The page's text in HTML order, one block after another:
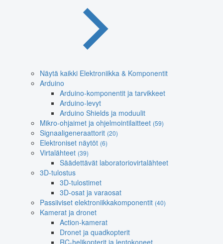
Näytä kaikki Elektroniikka & Komponentit
Arduino
Arduino-komponentit ja tarvikkeet
Arduino-levyt
Arduino Shields ja moduulit
Mikro-ohjaimet ja ohjelmointilaitteet (59)
Signaaligeneraattorit (20)
Elektroniset näytöt (6)
Virtalähteet (39)
Säädettävät laboratoriovirtalähteet
3D-tulostus
3D-tulostimet
3D-osat ja varaosat
Passiiviset elektroniikkakomponentit (40)
Kamerat ja dronet
Action-kamerat
Dronet ja quadkopterit